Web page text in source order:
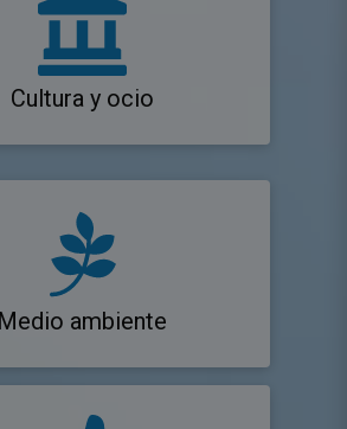
Cultura y ocio
Medio ambiente